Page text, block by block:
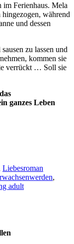
im Ferienhaus. Mela
während
und dessen
zu lassen und
kommen sie
verrückt … Soll sie
ganzes Leben
Liebesroman
,
adult